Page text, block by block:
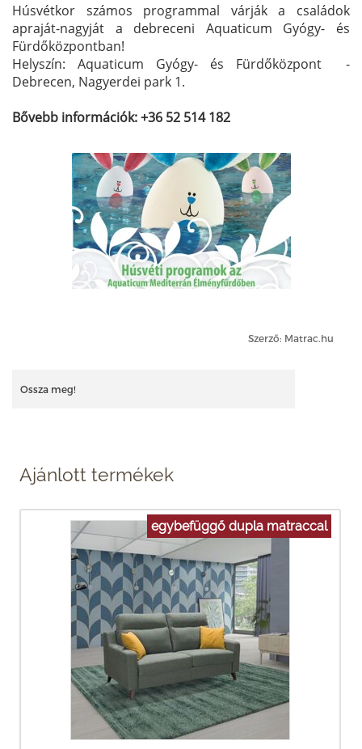
Húsvétkor számos programmal várják a családok
apraját-nagyját a debreceni Aquaticum Gyógy- és
Fürdőközpontban!
Helyszín: Aquaticum Gyógy- és Fürdőközpont -
Debrecen, Nagyerdei park 1.
Bővebb információk: +36 52 514 182
Szerző: Matrac.hu
Ossza meg!
Ajánlott termékek
egybefüggő dupla matraccal